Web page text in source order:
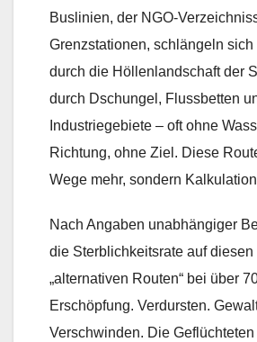
Buslinien, der NGO-
Grenzstationen, schlängeln
durch die Höllenlandschaft der
durch Dschungel, Flussbetten
Industriegebiete – oft ohne
Richtung, ohne Ziel. Diese
Wege mehr, sondern
Nach Angaben unabhängiger
die Sterblichkeitsrate auf
„alternativen Routen“ bei über
Erschöpfung. Verdursten.
Verschwinden. Die